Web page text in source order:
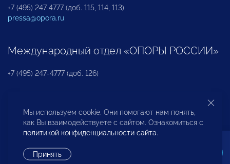
+7 (495) 247 4777 (доб. 115, 114, 113)
pressa@opora.ru
Международный отдел «ОПОРЫ РОССИИ»
+7 (495) 247-4777 (доб. 126)
Бюро по защите прав предпринимателей и
инвесторов
Мы используем cookie. Они помогают нам понять,
как Вы взаимодействуете с сайтом. Ознакомиться с
политикой конфиденциальности сайта.
Принять